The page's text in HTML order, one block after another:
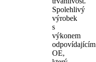
Spolehlivý
výrobek
s
výkonem
odpovídajícím
OE,